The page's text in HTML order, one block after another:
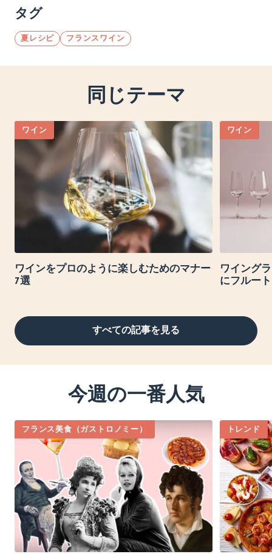
タグ
夏レシピ フランスワイン
同じテーマ
ワイン
ワインをプロのように楽しむためのマナー
7選
ワイン
ワイング
にフルー
すべての記事を見る
今週の一番人気
フランス美食（ガストロノミー） トレンド